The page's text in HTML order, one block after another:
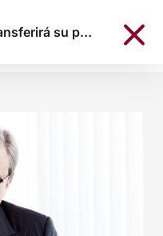
creada por Peje Emilsson